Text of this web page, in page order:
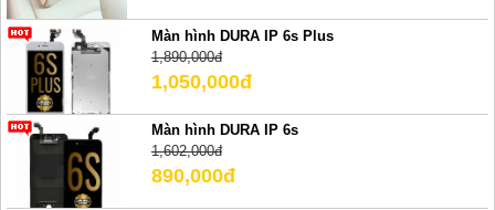
Màn hình DURA IP 6s Plus
1,890,000đ
1,050,000đ
Màn hình DURA IP 6s
1,602,000đ
890,000đ